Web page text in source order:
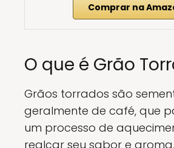
Comprar na
O que é Grão
Grãos torrados são
geralmente de café, que
um processo de
realçar seu sabor e